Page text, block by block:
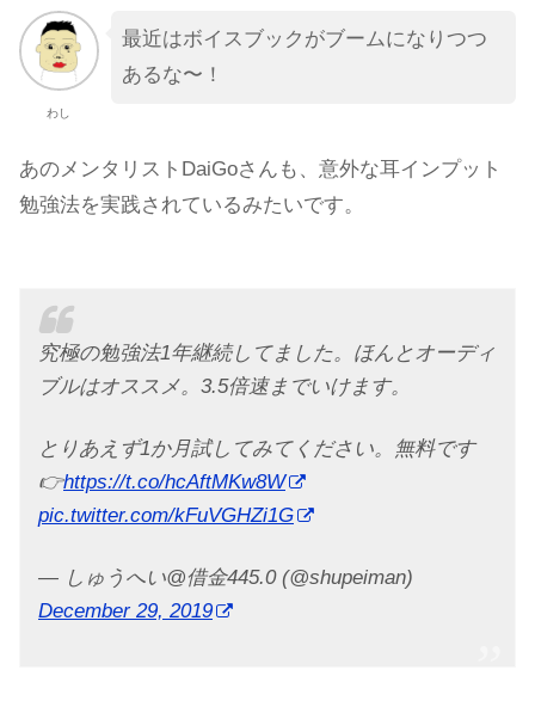
わし
最近はボイスブックがブームになりつつ
あるな〜！
あのメンタリストDaiGoさんも、意外な耳インプット
勉強法を実践されているみたいです。
究極の勉強法1年継続してました。ほんとオーディ
ブルはオススメ。3.5倍速までいけます。
とりあえず1か月試してみてください。無料です
👉https://t.co/hcAftMKw8W
pic.twitter.com/kFuVGHZi1G
— しゅうへい@借金445.0 (@shupeiman)
December 29, 2019